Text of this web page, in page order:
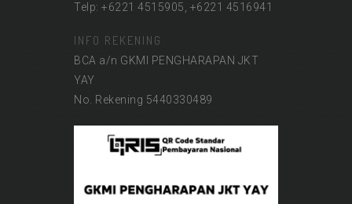
Telp: +6221 4515905, +6221 4516941
INFO REKENING
BCA a/n GKMI PENGHARAPAN JKT
YAY
No. Rekening 5440330489